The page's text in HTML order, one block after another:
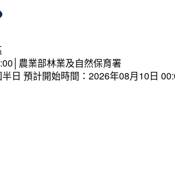
農業部林業及自然保育署
日 預計開始時間：2026年08月10日